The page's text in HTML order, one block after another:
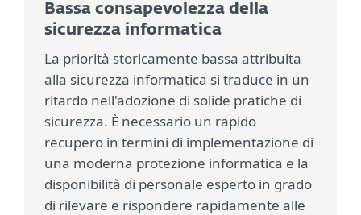
Bassa consapevolezza della
sicurezza informatica
La priorità storicamente bassa attribuita
alla sicurezza informatica si traduce in un
ritardo nell'adozione di solide pratiche di
sicurezza. È necessario un rapido
recupero in termini di implementazione di
una moderna protezione informatica e la
disponibilità di personale esperto in grado
di rilevare e rispondere rapidamente alle